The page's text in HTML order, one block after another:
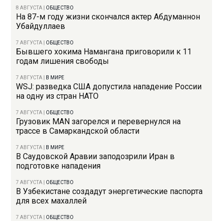
8 АВГУСТА ОБЩЕСТВО
На 87-м году жизни скончался актер Абдуманнон
Убайдуллаев
7 АВГУСТА ОБЩЕСТВО
Бывшего хокима Намангана приговорили к 11
годам лишения свободы
7 АВГУСТА В МИРЕ
WSJ: разведка США допустила нападение России
на одну из стран НАТО
7 АВГУСТА ОБЩЕСТВО
Грузовик MAN загорелся и перевернулся на
трассе в Самаркандской области
7 АВГУСТА В МИРЕ
В Саудовской Аравии заподозрили Иран в
подготовке нападения
7 АВГУСТА ОБЩЕСТВО
В Узбекистане создадут энергетические паспорта
для всех махаллей
7 АВГУСТА ОБЩЕСТВО